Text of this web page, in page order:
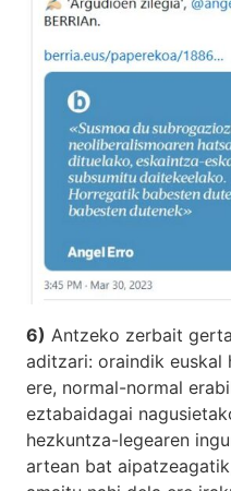
6) Antzeko zerbait
aditzari: oraindik
ere, normal-normal
eztabaidagai
hezkuntza-legearen
artean bat